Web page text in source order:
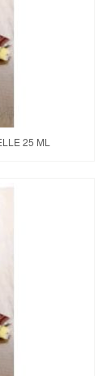
25 ML